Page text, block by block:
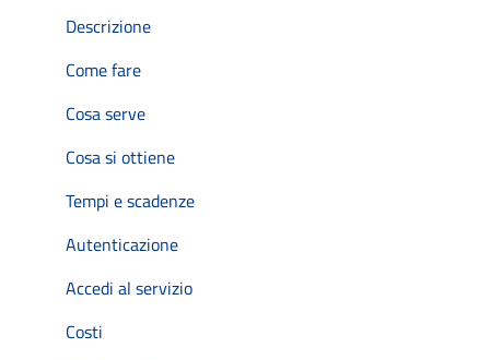
Descrizione
Come fare
Cosa serve
Cosa si ottiene
Tempi e scadenze
Autenticazione
Accedi al servizio
Costi